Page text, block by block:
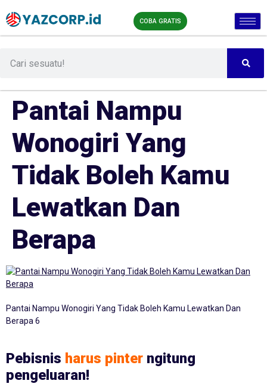
COBA GRATIS
Pantai Nampu
Wonogiri Yang
Tidak Boleh Kamu
Lewatkan Dan
Berapa
Pantai Nampu Wonogiri Yang Tidak Boleh Kamu Lewatkan Dan
Berapa 6
Pebisnis harus pinter ngitung
pengeluaran!